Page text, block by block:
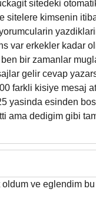
sitedeki
sitelere kimsenin
var erkekler kadar
bir zamanlar
gelir cevap
farkli kisiye mesaj
yasinda esinden
ama dedigim gibi
ve eglendim